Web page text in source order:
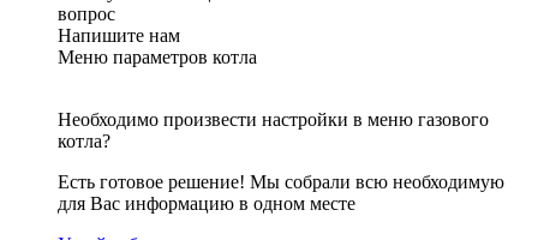
вопрос
Напишите нам
Меню параметров котла
Необходимо произвести настройки в меню газового
котла?
Есть готовое решение! Мы собрали всю необходимую
для Вас информацию в одном месте